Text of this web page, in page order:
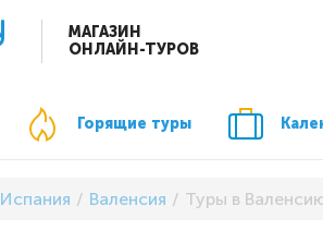
МАГАЗИН
ОНЛАЙН-ТУРОВ
Горящие туры
Испания Валенсия Туры в